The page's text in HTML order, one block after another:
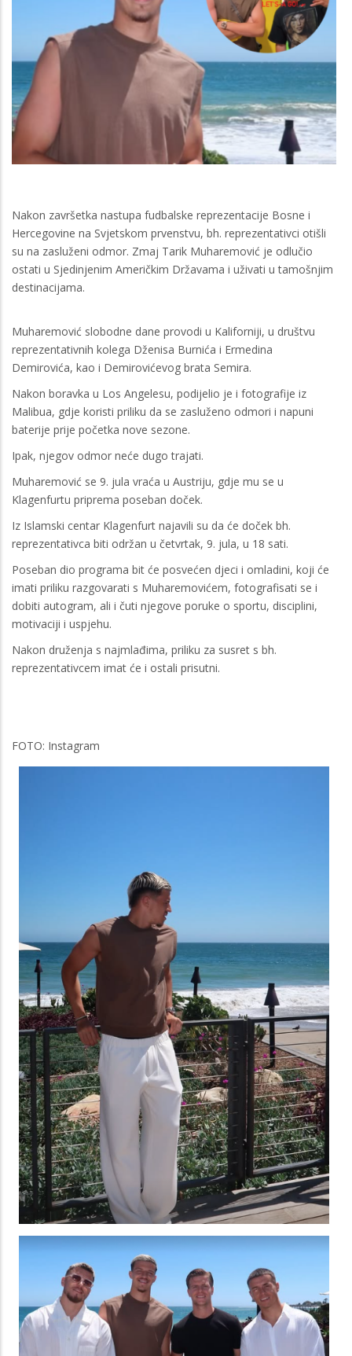
Nakon završetka nastupa fudbalske reprezentacije Bosne i
Hercegovine na Svjetskom prvenstvu, bh. reprezentativci otišli
su na zasluženi odmor. Zmaj Tarik Muharemović je odlučio
ostati u Sjedinjenim Američkim Državama i uživati u tamošnjim
destinacijama.
Muharemović slobodne dane provodi u Kaliforniji, u društvu
reprezentativnih kolega Dženisa Burnića i Ermedina
Demirovića, kao i Demirovićevog brata Semira.
Nakon boravka u Los Angelesu, podijelio je i fotografije iz
Malibua, gdje koristi priliku da se zasluženo odmori i napuni
baterije prije početka nove sezone.
Ipak, njegov odmor neće dugo trajati.
Muharemović se 9. jula vraća u Austriju, gdje mu se u
Klagenfurtu priprema poseban doček.
Iz Islamski centar Klagenfurt najavili su da će doček bh.
reprezentativca biti održan u četvrtak, 9. jula, u 18 sati.
Poseban dio programa bit će posvećen djeci i omladini, koji će
imati priliku razgovarati s Muharemovićem, fotografisati se i
dobiti autogram, ali i čuti njegove poruke o sportu, disciplini,
motivaciji i uspjehu.
Nakon druženja s najmlađima, priliku za susret s bh.
reprezentativcem imat će i ostali prisutni.
FOTO: Instagram